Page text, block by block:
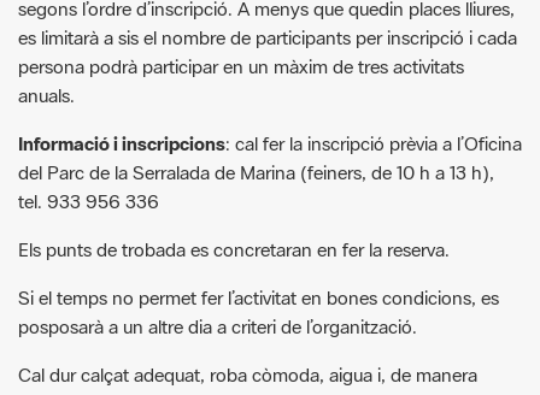
segons l’ordre d’inscripció. A menys que quedin places lliures,
es limitarà a sis el nombre de participants per inscripció i cada
persona podrà participar en un màxim de tres activitats
anuals.
Informació i inscripcions: cal fer la inscripció prèvia a l’Oficina
del Parc de la Serralada de Marina (feiners, de 10 h a 13 h),
tel. 933 956 336
Els punts de trobada es concretaran en fer la reserva.
Si el temps no permet fer l’activitat en bones condicions, es
posposarà a un altre dia a criteri de l’organització.
Cal dur calçat adequat, roba còmoda, aigua i, de manera